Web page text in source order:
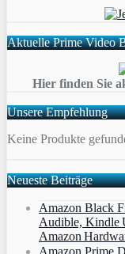
Aktuelle Prime Video
Hier finden Sie
Unsere Empfehlung
Keine Produkte
Neueste Beiträge
Amazon Black
Audible, Kindle
Amazon
Amazon Prime